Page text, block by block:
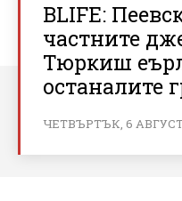
BLIFE:
частните
Тюркиш
останалите
ЧЕТВЪРТЪК, 6 АВГУСТ